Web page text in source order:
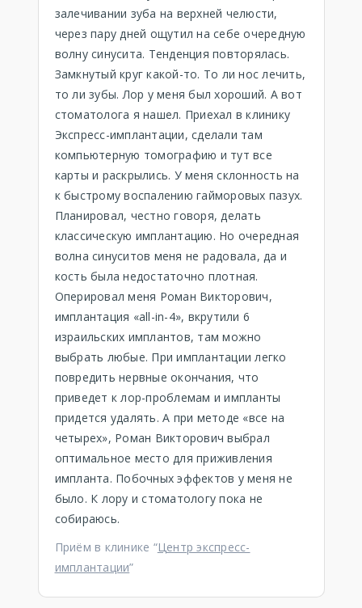
залечивании зуба на верхней челюсти,
через пару дней ощутил на себе очередную
волну синусита. Тенденция повторялась.
Замкнутый круг какой-то. То ли нос лечить,
то ли зубы. Лор у меня был хороший. А вот
стоматолога я нашел. Приехал в клинику
Экспресс-имплантации, сделали там
компьютерную томографию и тут все
карты и раскрылись. У меня склонность на
к быстрому воспалению гайморовых пазух.
Планировал, честно говоря, делать
классическую имплантацию. Но очередная
волна синуситов меня не радовала, да и
кость была недостаточно плотная.
Оперировал меня Роман Викторович,
имплантация «all-in-4», вкрутили 6
израильских имплантов, там можно
выбрать любые. При имплантации легко
повредить нервные окончания, что
приведет к лор-проблемам и импланты
придется удалять. А при методе «все на
четырех», Роман Викторович выбрал
оптимальное место для приживления
импланта. Побочных эффектов у меня не
было. К лору и стоматологу пока не
собираюсь.
Приём в клинике “Центр экспресс-
имплантации”